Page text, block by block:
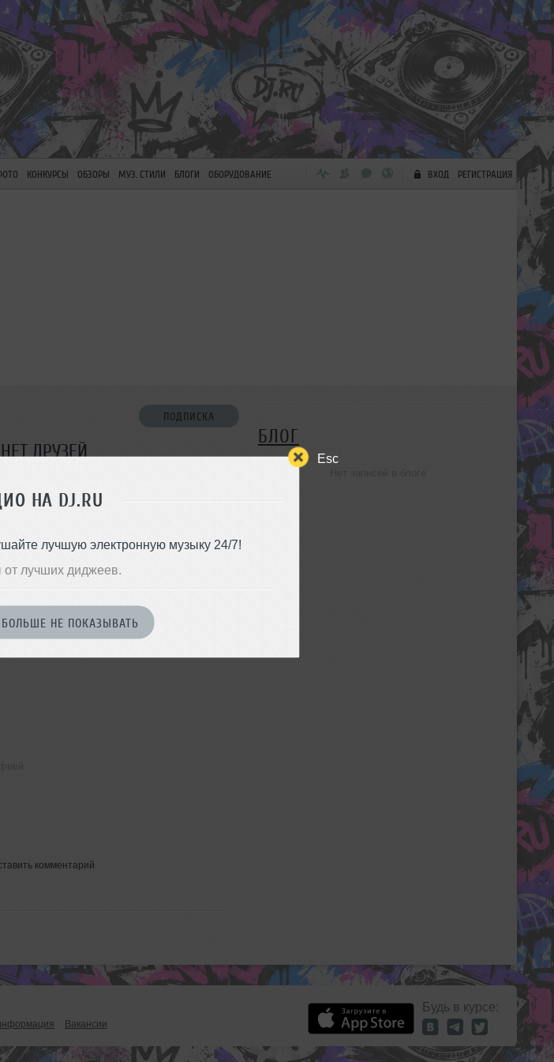
Esc
НА DJ.RU
лучшую электронную музыку 24/7!
лучших диджеев.
БОЛЬШЕ НЕ ПОКАЗЫВАТЬ
КОНКУРСЫ ОБЗОРЫ МУЗ. СТИЛИ БЛОГИ ОБОРУДОВАНИЕ ВХОД РЕГИСТРАЦИЯ
ПОДПИСКА
НЕТ ДРУЗЕЙ
комментарий
БЛОГ
Вакансии
Будь в курсе: